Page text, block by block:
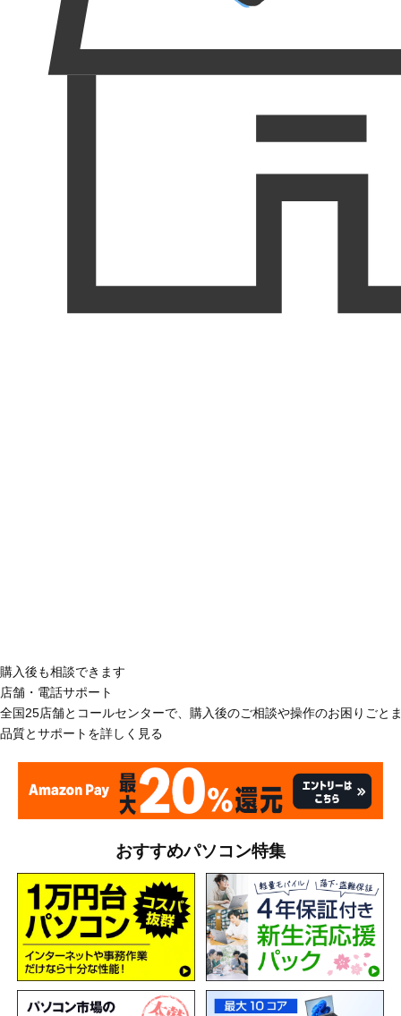
購入後も相談できます
店舗・電話サポート
全国25店舗とコールセンターで、購入後のご相談や操作のお困りごと
品質とサポートを詳しく見る
おすすめパソコン特集